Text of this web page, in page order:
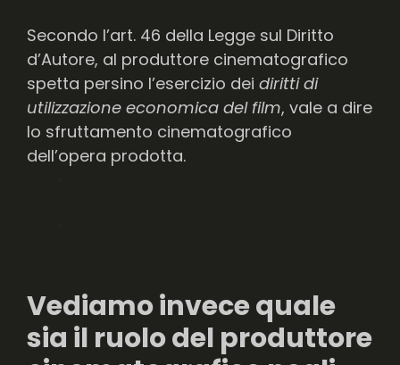
Secondo l’art. 46 della Legge sul Diritto
d’Autore, al produttore cinematografico
spetta persino l’esercizio dei diritti di
utilizzazione economica del film, vale a dire
lo sfruttamento cinematografico
dell’opera prodotta.
Vediamo invece quale
sia il ruolo del produttore